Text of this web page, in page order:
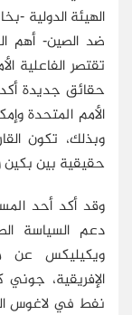
الهيئة الدولية -
ضد الصين- أهم
تقتصر الفاعلية
حقائق جديدة
الأمم المتحدة
وبذلك، تكون
حقيقية بين بكين
وقد أكد أحد
دعم السياسة
ويكيليكس عن
الإفريقية،
نفط في لاغوس